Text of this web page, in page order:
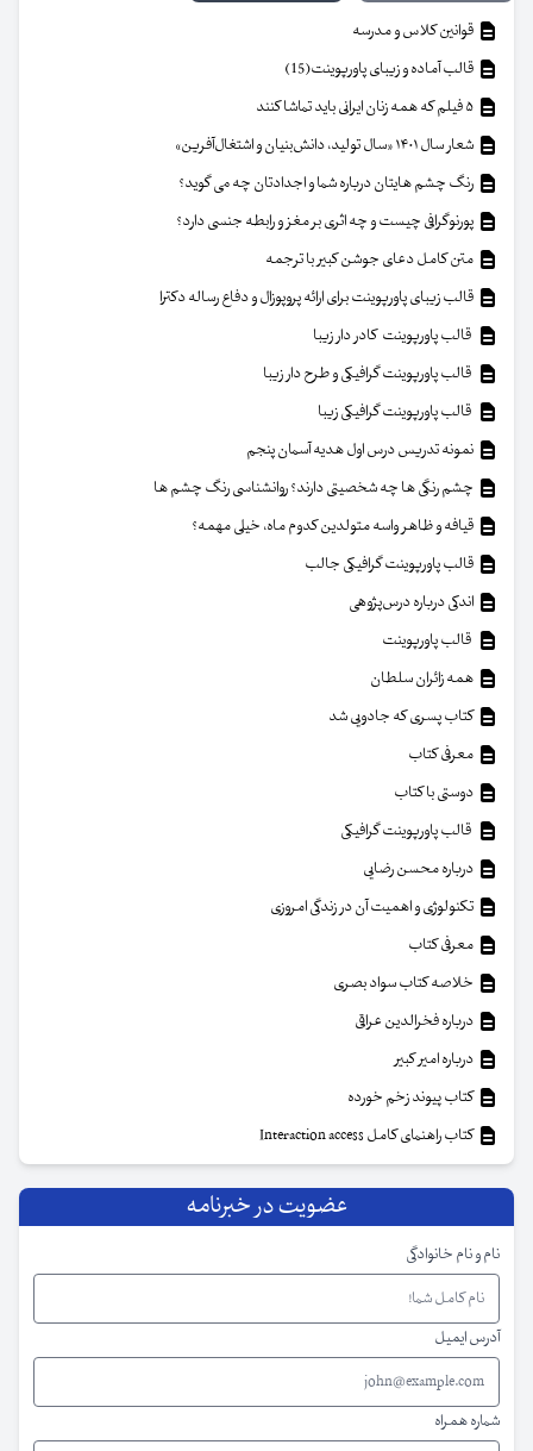
قوانین کلاس و مدرسه
قالب آماده و زیبای پاورپوینت(15)
شعار سال ۱۴۰۱ «سال تولید، دانش‌بنیان و اشتغال‌آفرین»
رنگ چشم هایتان درباره شما و اجدادتان چه می گوید؟
پورنوگرافی چیست و چه اثری بر مغز و رابطه جنسی دارد؟
متن کامل دعای جوشن کبیر با ترجمه
قالب زیبای پاورپوینت برای ارائه پروپوزال و دفاع رساله دکترا
قالب پاورپوینت کادر دار زیبا
قالب پاورپوینت گرافیکی و طرح دار زیبا
قالب پاورپوینت گرافیکی زیبا
نمونه تدریس درس اول هدیه آسمان پنجم
چشم رنگی ها چه شخصیتی دارند؟ روانشناسی رنگ چشم ها
قیافه و ظاهر واسه متولدین کدوم ماه، خیلی مهمه؟
قالب پاورپوینت گرافیکی جالب
اندکی درباره درس‌پژوهی
قالب پاورپوینت
همه زائران سلطان
کتاب پسری که جادویی شد
معرفی کتاب
دوستی با کتاب
قالب پاورپوینت گرافیکی
درباره محسن رضایی
تکنولوژی و اهمیت آن در زندگی امروزی
معرفی کتاب
خلاصه کتاب سواد بصری
درباره فخرالدین عراقی
درباره امیر کبیر
کتاب پیوند زخم خورده
کتاب راهنمای کامل Interaction access
عضویت در خبرنامه
نام و نام خانوادگی
آدرس ایمیل
شماره همراه